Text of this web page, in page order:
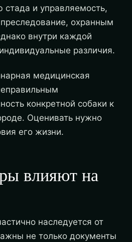
и управляемость,
охранным
внутри каждой
различия.
медицинская
конкретной собаки к
Оценивать нужно
его жизни.
влияют на
наследуется от
не только документы